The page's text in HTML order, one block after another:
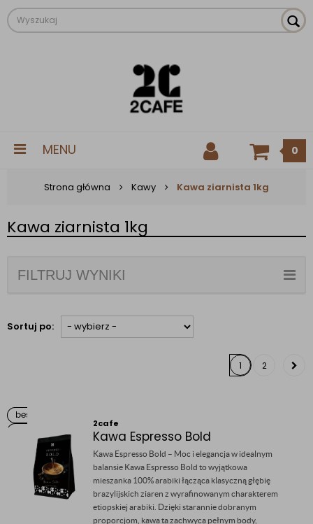
MENU 0
Strona główna Kawy Kawa ziarnista 1kg
Kawa ziarnista 1kg
FILTRUJ WYNIKI
Sortuj po:
1 2
2cafe
Kawa Espresso Bold
Kawa Espresso Bold – Moc i elegancja w idealnym
balansie Kawa Espresso Bold to wyjątkowa
mieszanka 100% arabiki łącząca klasyczną głębię
brazylijskich ziaren z wyrafinowanym charakterem
etiopskiej arabiki. Dzięki starannie dobranym
proporcjom, kawa ta zachwyca pełnym body,